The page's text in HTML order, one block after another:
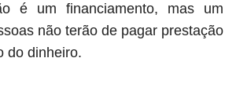
é um financiamento, mas um
não terão de pagar prestação
do dinheiro.